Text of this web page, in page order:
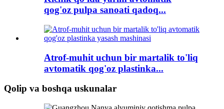
qog'oz pulpa sanoati qadoq...
Atrof-muhit uchun bir martalik to'liq
avtomatik qog'oz plastinka...
Qolip va boshqa uskunalar